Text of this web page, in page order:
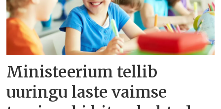
Ministeerium tellib
uuringu laste vaimse